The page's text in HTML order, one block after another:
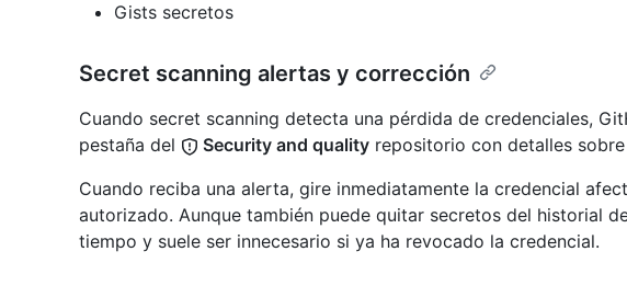
Gists secretos
Secret scanning alertas y corrección
Cuando secret scanning detecta una pérdida de credenciales,
pestaña del
Security and quality repositorio con detalles
Cuando reciba una alerta, gire inmediatamente la credencial
autorizado. Aunque también puede quitar secretos del historial
tiempo y suele ser innecesario si ya ha revocado la credencial.